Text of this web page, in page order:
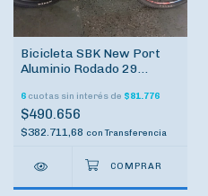
Bicicleta SBK New Port
Aluminio Rodado 29
OPORTUNIDAD
REACONDICIONADA
6 cuotas sin interés de $81.776
$490.656
$382.711,68 con Transferencia